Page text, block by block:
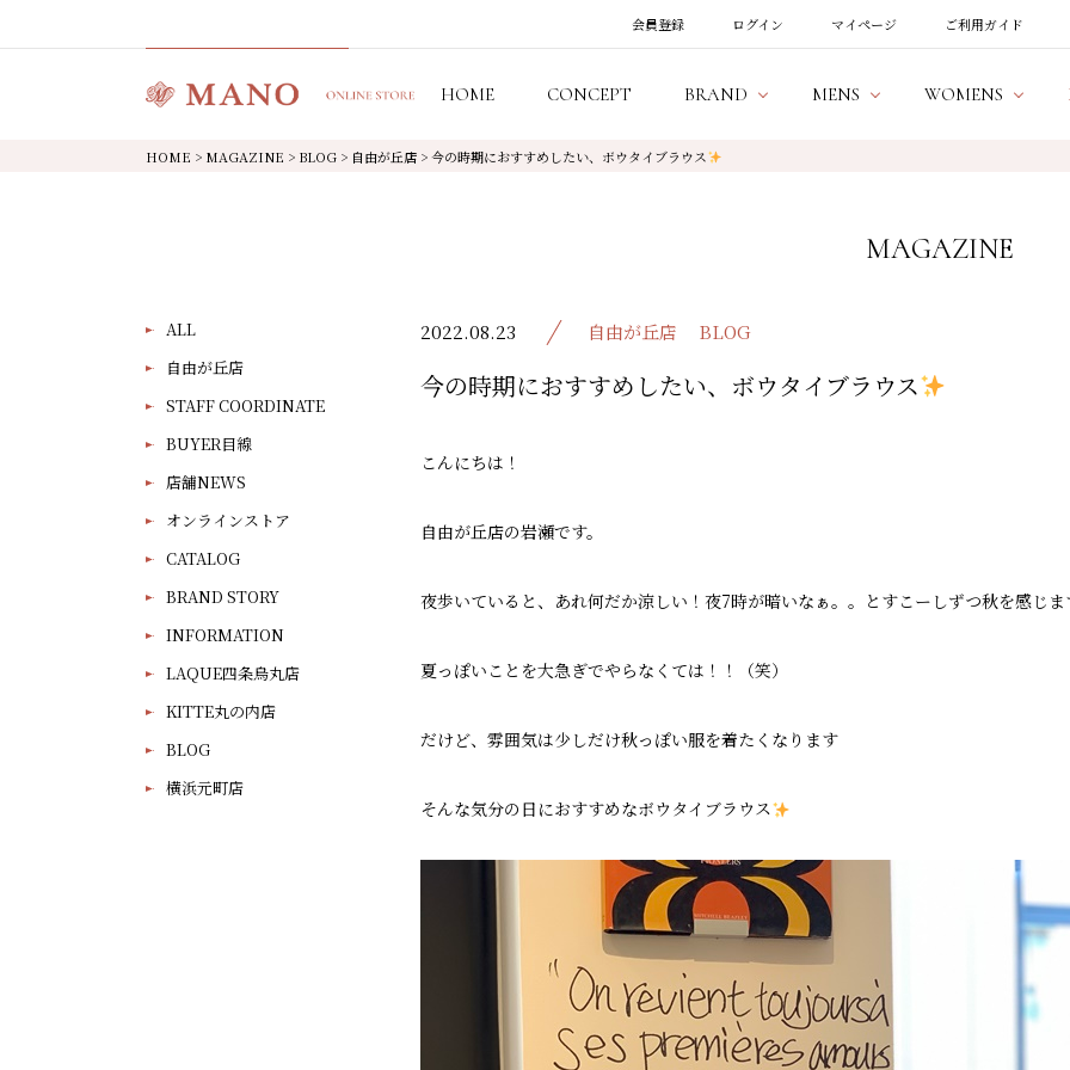
会員登録 ログイン マイページ ご利用ガイド
HOME CONCEPT BRAND MENS WOMENS
HOME > MAGAZINE > BLOG > 自由が丘店 >今の時期におすすめしたい、ボウタイブラウス
MAGAZINE
ALL
自由が丘店
STAFF COORDINATE
BUYER目線
店舗NEWS
オンラインストア
CATALOG
BRAND STORY
INFORMATION
LAQUE四条烏丸店
KITTE丸の内店
BLOG
横浜元町店
2022.08.23 自由が丘店 BLOG
今の時期におすすめしたい、ボウタイブラウス
こんにちは！
自由が丘店の岩瀬です。
夜歩いていると、あれ何だか涼しい！夜7時が暗いなぁ。。とすこーしずつ秋を感じま
夏っぽいことを大急ぎでやらなくては！！（笑）
だけど、雰囲気は少しだけ秋っぽい服を着たくなります
そんな気分の日におすすめなボウタイブラウス